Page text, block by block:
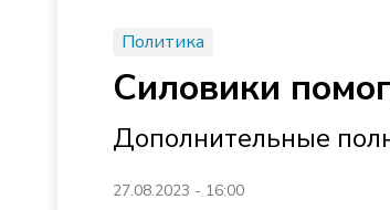
Политика
Силовики
Дополнительные
27.08.2023 - 16:00